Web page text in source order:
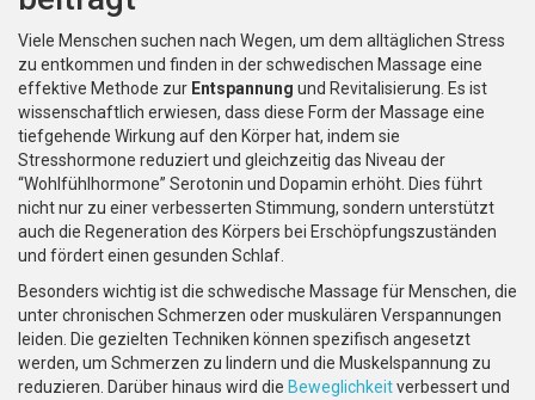
Viele Menschen suchen nach Wegen, um dem alltäglichen Stress
zu entkommen und finden in der schwedischen Massage eine
effektive Methode zur Entspannung und Revitalisierung. Es ist
wissenschaftlich erwiesen, dass diese Form der Massage eine
tiefgehende Wirkung auf den Körper hat, indem sie
Stresshormone reduziert und gleichzeitig das Niveau der
“Wohlfühlhormone” Serotonin und Dopamin erhöht. Dies führt
nicht nur zu einer verbesserten Stimmung, sondern unterstützt
auch die Regeneration des Körpers bei Erschöpfungszuständen
und fördert einen gesunden Schlaf.
Besonders wichtig ist die schwedische Massage für Menschen, die
unter chronischen Schmerzen oder muskulären Verspannungen
leiden. Die gezielten Techniken können spezifisch angesetzt
werden, um Schmerzen zu lindern und die Muskelspannung zu
reduzieren. Darüber hinaus wird die Beweglichkeitverbessert und